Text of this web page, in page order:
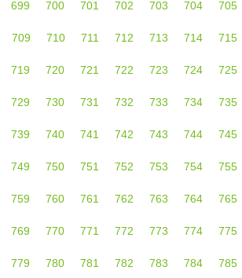
699 700 701 702 703 704 705
709 710 711 712 713 714 715
719 720 721 722 723 724 725
729 730 731 732 733 734 735
739 740 741 742 743 744 745
749 750 751 752 753 754 755
759 760 761 762 763 764 765
769 770 771 772 773 774 775
779 780 781 782 783 784 785